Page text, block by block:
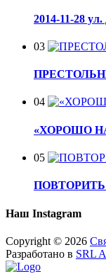
2014-11-28
03
04
«ХОРОШО
05
Наш Instagram
Copyright © 2026
Разработано в SRL